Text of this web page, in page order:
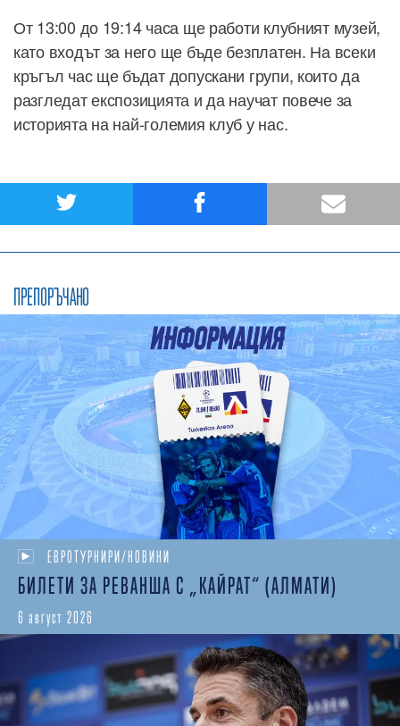
От 13:00 до 19:14 часа ще работи клубният музей,
като входът за него ще бъде безплатен. На всеки
кръгъл час ще бъдат допускани групи, които да
разгледат експозицията и да научат повече за
историята на най-големия клуб у нас.
ПРЕПОРЪЧАНО
ЕВРОТУРНИРИ/НОВИНИ
БИЛЕТИ ЗА РЕВАНША С „КАЙРАТ“ (АЛМАТИ)
6 август 2026